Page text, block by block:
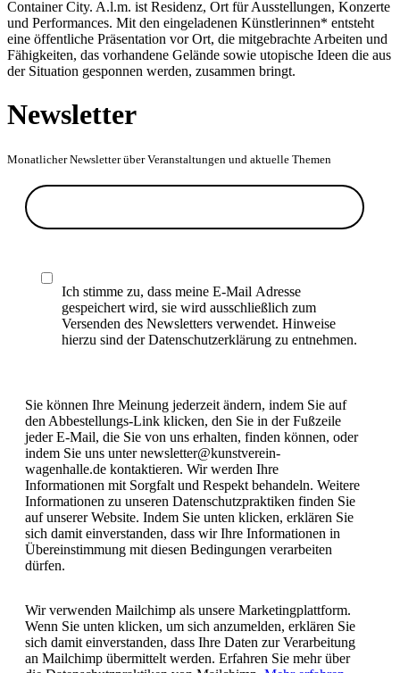
Container City. A.l.m. ist Residenz, Ort für Ausstellungen, Konzerte
und Performances. Mit den eingeladenen Künstlerinnen* entsteht
eine öffentliche Präsentation vor Ort, die mitgebrachte Arbeiten und
Fähigkeiten, das vorhandene Gelände sowie utopische Ideen die aus
der Situation gesponnen werden, zusammen bringt.
Newsletter
Monatlicher Newsletter über Veranstaltungen und aktuelle Themen
Ich stimme zu, dass meine E-Mail Adresse
gespeichert wird, sie wird ausschließlich zum
Versenden des Newsletters verwendet. Hinweise
hierzu sind der Datenschutzerklärung zu entnehmen.
Sie können Ihre Meinung jederzeit ändern, indem Sie auf
den Abbestellungs-Link klicken, den Sie in der Fußzeile
jeder E-Mail, die Sie von uns erhalten, finden können, oder
indem Sie uns unter newsletter@kunstverein-
wagenhalle.de kontaktieren. Wir werden Ihre
Informationen mit Sorgfalt und Respekt behandeln. Weitere
Informationen zu unseren Datenschutzpraktiken finden Sie
auf unserer Website. Indem Sie unten klicken, erklären Sie
sich damit einverstanden, dass wir Ihre Informationen in
Übereinstimmung mit diesen Bedingungen verarbeiten
dürfen.
Wir verwenden Mailchimp als unsere Marketingplattform.
Wenn Sie unten klicken, um sich anzumelden, erklären Sie
sich damit einverstanden, dass Ihre Daten zur Verarbeitung
an Mailchimp übermittelt werden. Erfahren Sie mehr über